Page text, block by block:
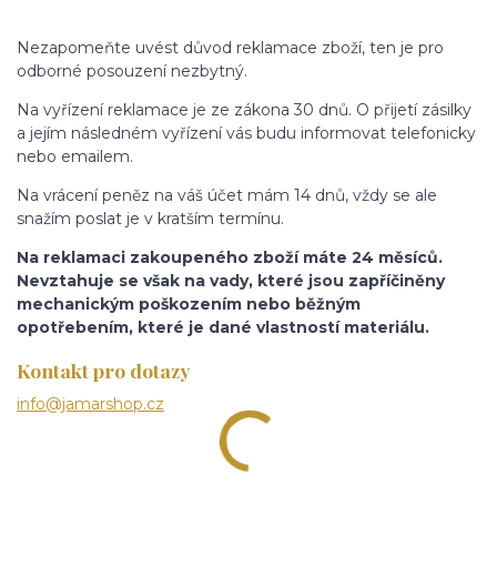
Nezapomeňte uvést důvod reklamace zboží, ten je pro
odborné posouzení nezbytný.
Na vyřízení reklamace je ze zákona 30 dnů. O přijetí zásilky
a jejím následném vyřízení vás budu informovat telefonicky
nebo emailem.
Na vrácení peněz na váš účet mám 14 dnů, vždy se ale
snažím poslat je v kratším termínu.
Na reklamaci zakoupeného zboží máte 24 měsíců.
Nevztahuje se však na vady, které jsou zapříčiněny
mechanickým poškozením nebo běžným
opotřebením, které je dané vlastností materiálu.
Kontakt pro dotazy
info@jamarshop.cz